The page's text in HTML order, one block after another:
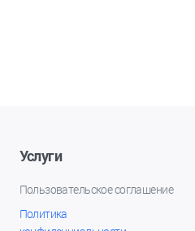
Услуги
Пользовательское соглашение
Политика